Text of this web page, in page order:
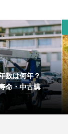
数は何年？
命・中古購